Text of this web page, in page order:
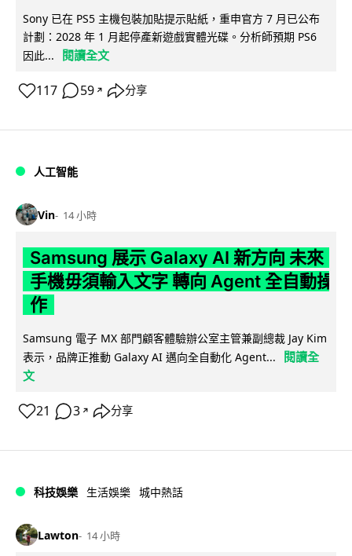
Sony 已在 PS5 主機包裝加貼提示貼紙，重申官方 7 月已公布
計劃：2028 年 1 月起停產新遊戲實體光碟。分析師預期 PS6
因此...
閱讀全文
117 59 ↗ 分享
人工智能
Vin 14 小時
Samsung 展示 Galaxy AI 新方向 未來
手機毋須輸入文字 轉向 Agent 全自動操
作
Samsung 電子 MX 部門顧客體驗辦公室主管兼副總裁 Jay Kim
表示，品牌正推動 Galaxy AI 邁向全自動化 Agent...
閱讀全
文
21 3 ↗ 分享
科技娛樂 生活娛樂 城中熱話
Lawton 14 小時